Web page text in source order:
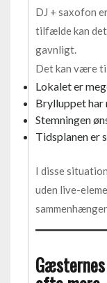
DJ + saxofon
tilfælde kan
gavnligt.
Det kan være
Lokalet er
Brylluppet har
Stemningen
Tidsplanen er
I disse
uden live-